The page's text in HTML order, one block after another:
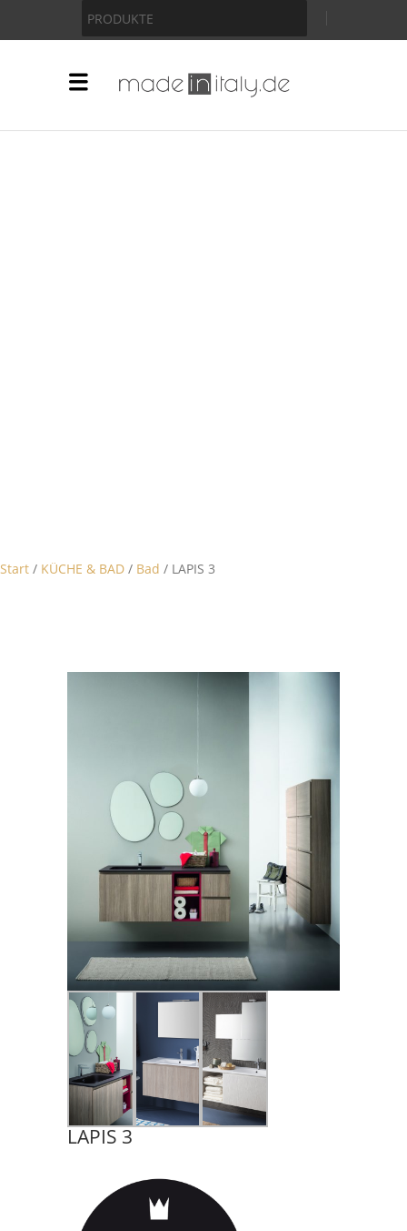
PRODUKTE
Start / KÜCHE & BAD / Bad / LAPIS 3
LAPIS 3